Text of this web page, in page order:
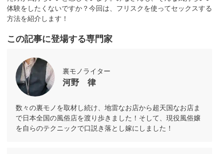
体験をしたくないですか？今回は、フリスクを使ってセックスする
方法を紹介します！
この記事に登場する専門家
裏モノライター
河野 律
数々の裏モノを取材し続け、地雷なお店から超天国なお店ま
で日本全国の風俗店を渡り歩きました！そして、現役風俗嬢
を自らのテクニックで口説き落とし嫁にしました！